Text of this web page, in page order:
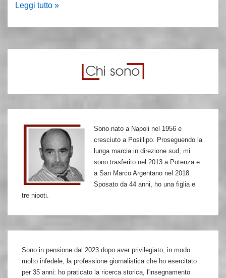
Ricordando
quando
Leggi tutto »
Sono nato a Napoli nel 1956 e
cresciuto a Posillipo. Proseguendo la
lunga marcia in direzione sud, mi
sono trasferito nel 2013 a Potenza e
a San Marco Argentano nel 2018.
Sposato da 44 anni, ho una figlia e
tre nipoti.
Sono in pensione dal 2023 dopo aver privilegiato, in modo
molto infedele, la professione giornalistica che ho esercitato
per 35 anni: ho praticato la ricerca storica, l'insegnamento